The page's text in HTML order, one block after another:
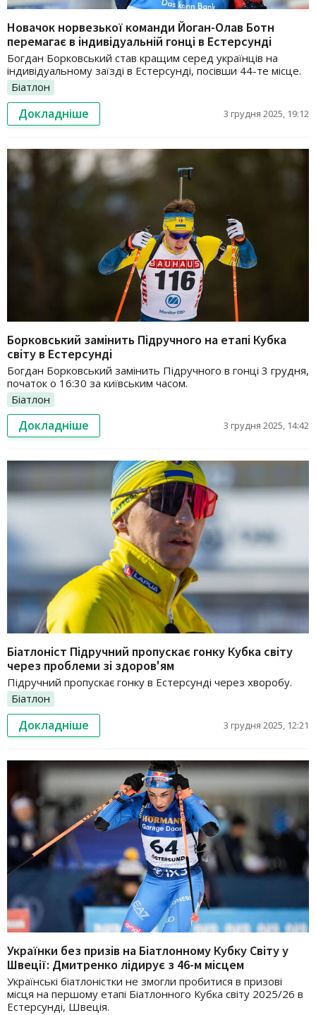
Новачок норвезької команди Йоган-Олав Ботн
перемагає в індивідуальній гонці в Естерсунді
Богдан Борковський став кращим серед українців на
індивідуальному заїзді в Естерсунді, посівши 44-те місце.
Біатлон
Докладніше 3 грудня 2025, 19:12
Борковський замінить Підручного на етапі Кубка
світу в Естерсунді
Богдан Борковський замінить Підручного в гонці 3 грудня,
початок о 16:30 за київським часом.
Біатлон
Докладніше 3 грудня 2025, 14:42
Біатлоніст Підручний пропускає гонку Кубка світу
через проблеми зі здоров'ям
Підручний пропускає гонку в Естерсунді через хворобу.
Біатлон
Докладніше 3 грудня 2025, 12:21
Українки без призів на Біатлонному Кубку Світу у
Швеції: Дмитренко лідирує з 46-м місцем
Українські біатлоністки не змогли пробитися в призові
місця на першому етапі Біатлонного Кубка світу 2025/26 в
Естерсунді, Швеція.